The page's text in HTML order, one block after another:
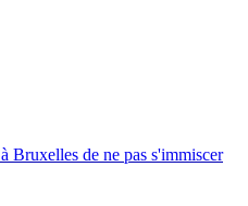
de ne pas s'immiscer